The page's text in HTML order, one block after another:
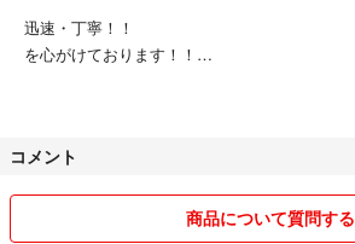
迅速・丁寧！！
を心がけております！！
◎発送方法は
普通郵便をわりと使わせて頂くと思います。
コメント
商品について質問する